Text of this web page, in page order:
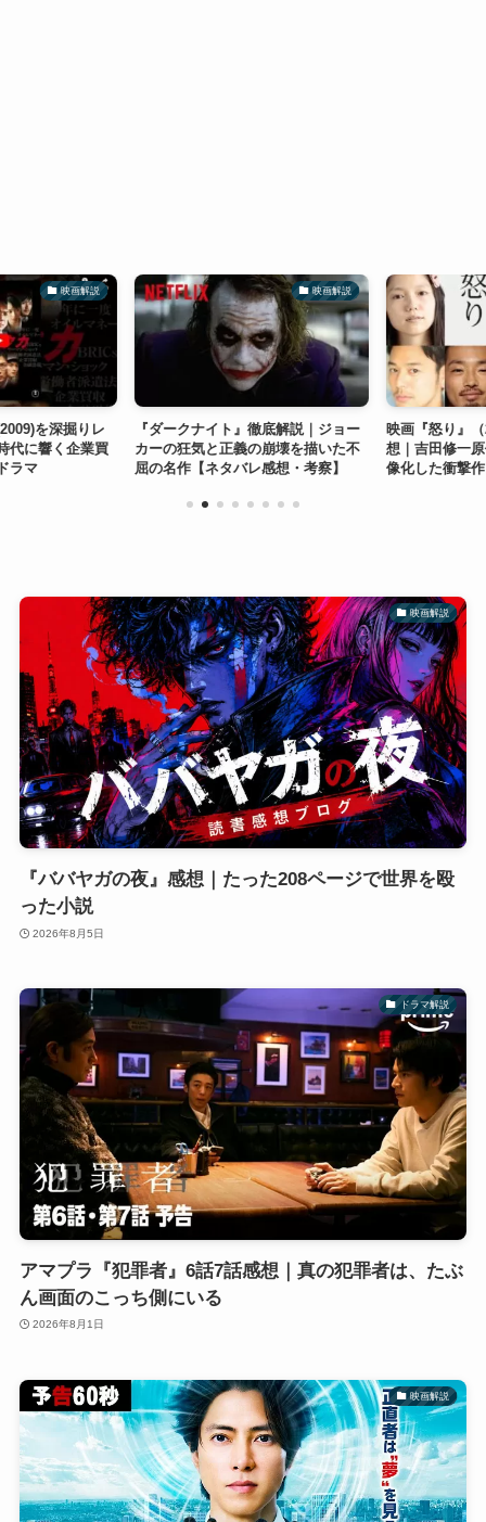
映画解説
を深掘りレ
に響く企業買
マ
映画解説
『ダークナイト』徹底解説｜ジョー
カーの狂気と正義の崩壊を描いた不
屈の名作【ネタバレ感想・考察】
映画『怒り』（
想｜吉田修一原
像化した衝撃作
映画解説
『ババヤガの夜』感想｜たった208ページで世界を殴
った小説
2026年8月5日
ドラマ解説
アマプラ『犯罪者』6話7話感想｜真の犯罪者は、たぶ
ん画面のこっち側にいる
2026年8月1日
映画解説